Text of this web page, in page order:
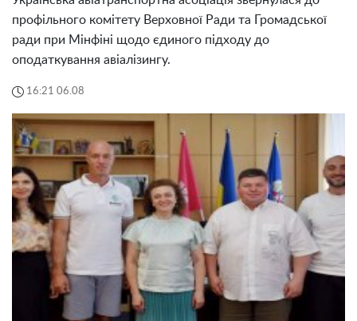
профільного комітету Верховної Ради та Громадської
ради при Мінфіні щодо єдиного підходу до
оподаткування авіалізингу.
16:21 06.08